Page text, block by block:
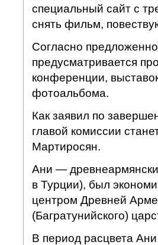
специальный сайт с
снять фильм,
Согласно
предусматривается
конференции,
фотоальбома.
Как заявил по
главой комиссии
Мартиросян.
Ани —
в Турции), был
центром Древней
(Багратунийского)
В период расцвета